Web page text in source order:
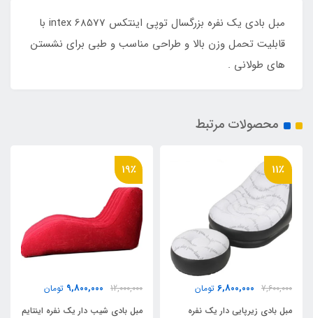
مبل بادی یک نفره بزرگسال توپی اینتکس intex 68577 با
قابلیت تحمل وزن بالا و طراحی مناسب و طبی برای نشستن
های طولانی .
محصولات مرتبط
19٪
12,000,000
9,800,000
مبل بادی شیب دار یک نفره اینتایم
3,800,000 تومان
مبل بادی یک نفره ریلکس